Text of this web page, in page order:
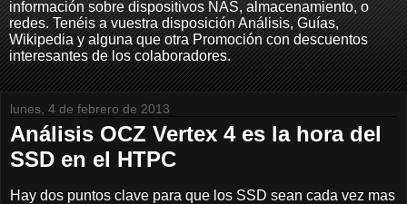
información sobre dispositivos NAS, almacenamiento, o
redes. Tenéis a vuestra disposición Análisis, Guías,
Wikipedia y alguna que otra Promoción con descuentos
interesantes de los colaboradores.
lunes, 4 de febrero de 2013
Análisis OCZ Vertex 4 es la hora del
SSD en el HTPC
Hay dos puntos clave para que los SSD sean cada vez mas